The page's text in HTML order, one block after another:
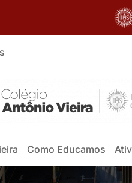
Como Educamos